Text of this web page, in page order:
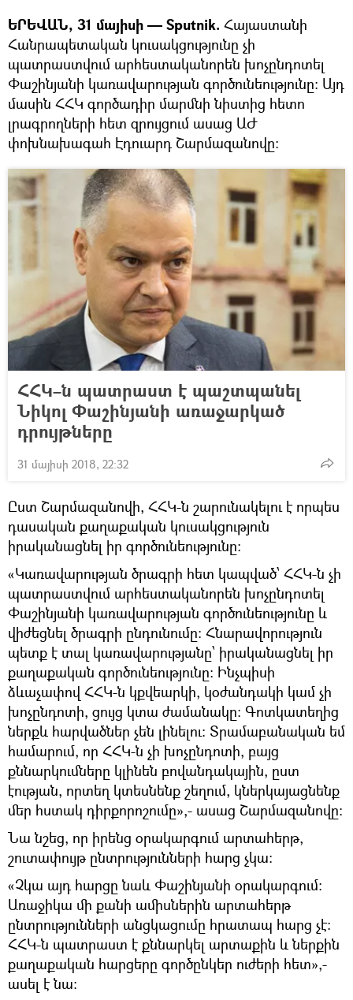
ԵՐԵՎԱՆ, 31 մայիսի — Sputnik. Հայաստանի
Հանրապետական կուսակցությունը չի
պատրաստվում արհեստականորեն խոչընդոտել
Փաշինյանի կառավարության գործունեությունը։ Այդ
մասին ՀՀԿ գործադիր մարմնի նիստից հետո
լրագրողների հետ զրույցում ասաց ԱԺ
փոխնախագահ Էդուարդ Շարմազանովը։
ՀՀԿ–ն պատրաստ է պաշտպանել
Նիկոլ Փաշինյանի առաջարկած
դրույթները
31 մայիսի 2018, 22:32
Ըստ Շարմազանովի, ՀՀԿ-ն շարունակելու է որպես
դասական քաղաքական կուսակցություն
իրականացնել իր գործունեությունը։
«Կառավարության ծրագրի հետ կապված՝ ՀՀԿ-ն չի
պատրաստվում արհեստականորեն խոչընդոտել
Փաշինյանի կառավարության գործունեությունը և
վիժեցնել ծրագրի ընդունումը։ Հնարավորություն
պետք է տալ կառավարությանը՝ իրականացնել իր
քաղաքական գործունեությունը։ Ինչպիսի
ձևաչափով ՀՀԿ-ն կքվեարկի, կօժանդակի կամ չի
խոչընդոտի, ցույց կտա ժամանակը։ Գոտկատեղից
ներքև հարվածներ չեն լինելու։ Տրամաբանական եմ
համարում, որ ՀՀԿ-ն չի խոչընդոտի, բայց
քննարկումները կլինեն բովանդակային, ըստ
էության, որտեղ կտեսնենք շեղում, կներկայացնենք
մեր հստակ դիրքորոշումը»,- ասաց Շարմազանովը։
Նա նշեց, որ իրենց օրակարգում արտահերթ,
շուտափույթ ընտրությունների հարց չկա։
«Չկա այդ հարցը նաև Փաշինյանի օրակարգում։
Առաջիկա մի քանի ամիսներին արտահերթ
ընտրությունների անցկացումը հրատապ հարց չէ։
ՀՀԿ-ն պատրաստ է քննարկել արտաքին և ներքին
քաղաքական հարցերը գործընկեր ուժերի հետ»,-
ասել է նա։